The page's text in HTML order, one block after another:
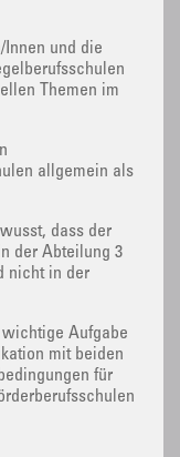
und die
Themen im
allgemein als
dass der
der Abteilung 3
nicht in der
Aufgabe
mit beiden
für